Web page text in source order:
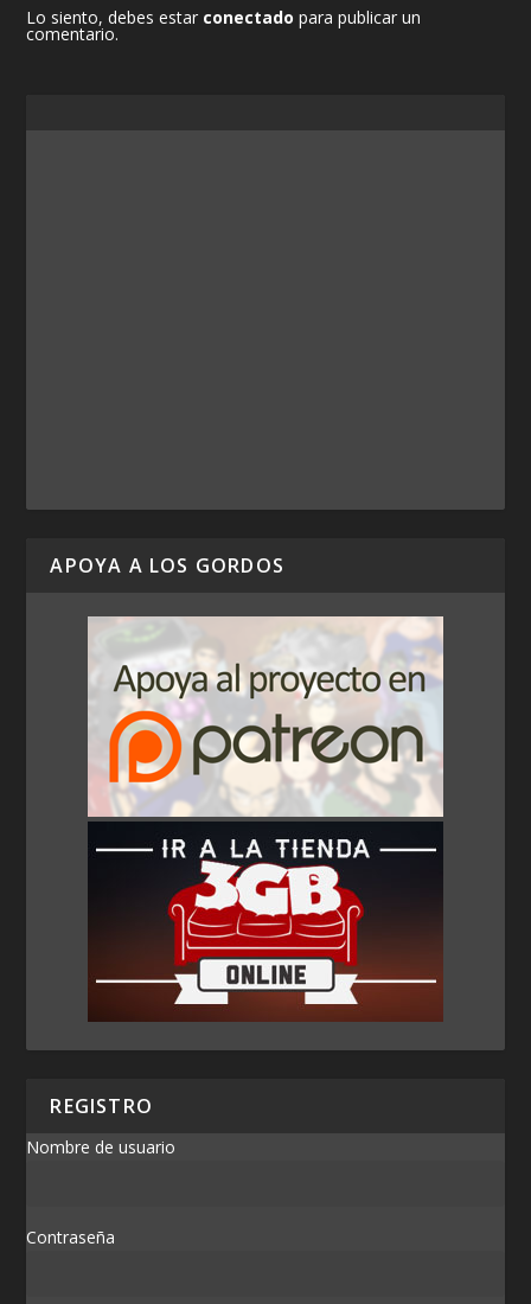
Lo siento, debes estar conectado para publicar un
comentario.
APOYA A LOS GORDOS
REGISTRO
Nombre de usuario
Contraseña